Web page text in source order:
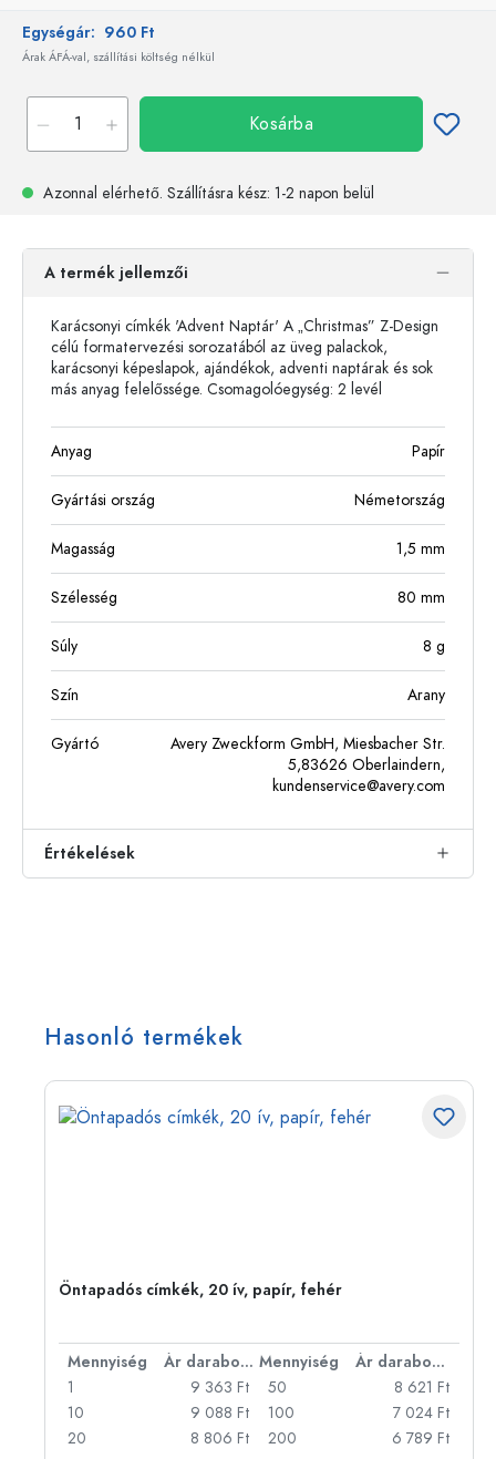
Egységár: 960 Ft
Árak ÁFÁ-val, szállítási költség nélkül
Kosárba
Azonnal elérhető. Szállításra kész: 1-2 napon belül
A termék jellemzői
Karácsonyi címkék 'Advent Naptár' A „Christmas” Z-Design
célú formatervezési sorozatából az üveg palackok,
karácsonyi képeslapok, ajándékok, adventi naptárak és sok
más anyag felelőssége. Csomagolóegység: 2 levél
Anyag Papír
Gyártási ország Németország
Magasság 1,5 mm
Szélesség 80 mm
Súly 8 g
Szín Arany
Gyártó
Avery Zweckform GmbH, Miesbacher Str.
5,83626 Oberlaindern,
kundenservice@avery.com
Értékelések
Hasonló termékek
Öntapadós címkék, 20 ív, papír, fehér
Mennyiség Ár darabonként Mennyiség
Ár darabonként
1
9 363 Ft
10
9 088 Ft
20
8 806 Ft
50
8 621 Ft
100
7 024 Ft
200
6 789 Ft